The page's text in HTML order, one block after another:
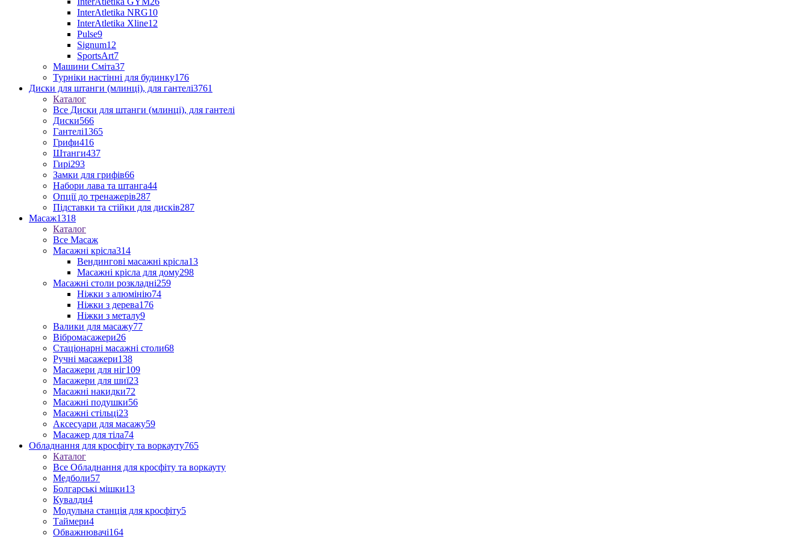
InterAtletika NRG10
InterAtletika Xline12
Pulse9
Signum12
SportsArt7
Машини Сміта37
Турніки настінні для будинку176
Диски для штанги (млинці), для гантелі3761
Каталог
Все Диски для штанги (млинці), для гантелі
Диски566
Гантелі1365
Грифи416
Штанги437
Гирі293
Замки для грифів66
Набори лава та штанга44
Опції до тренажерів287
Підставки та стійки для дисків287
Масаж1318
Каталог
Все Масаж
Масажні крісла314
Вендингові масажні крісла13
Масажні крісла для дому298
Масажні столи розкладні259
Ніжки з алюмінію74
Ніжки з дерева176
Ніжки з металу9
Валики для масажу77
Вібромасажери26
Стаціонарні масажні столи68
Ручні масажери138
Масажери для ніг109
Масажери для шиї23
Масажні накидки72
Масажні подушки56
Масажні стільці23
Аксесуари для масажу59
Масажер для тіла74
Обладнання для кросфіту та воркауту765
Каталог
Все Обладнання для кросфіту та воркауту
Медболи57
Болгарські мішки13
Кувалди4
Модульна станція для кросфіту5
Таймери4
Обважнювачі164